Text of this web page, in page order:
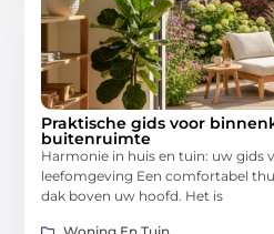
Praktische gids voor
buitenruimte
Harmonie in huis en tuin: uw gids
leefomgeving Een comfortabel
dak boven uw hoofd. Het is